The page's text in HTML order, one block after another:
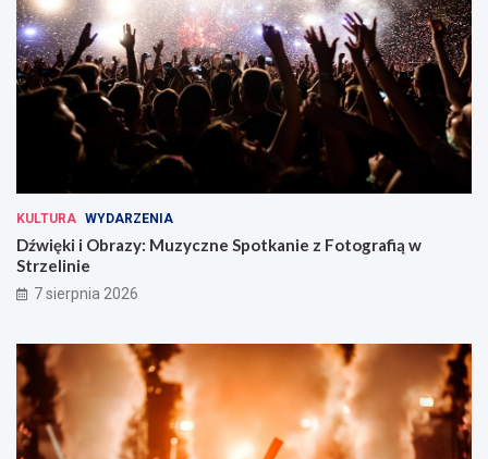
KULTURA WYDARZENIA
Dźwięki i Obrazy: Muzyczne Spotkanie z Fotografią w
Strzelinie
7 sierpnia 2026